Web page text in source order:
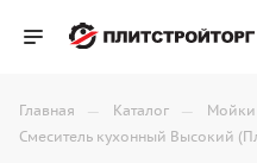
Главная — Каталог — Мойки
Смеситель кухонный Высокий